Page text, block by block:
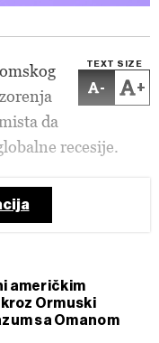
TEXT SIZE
- +
da
recesije.
američkim
Ormuski
sa Omanom